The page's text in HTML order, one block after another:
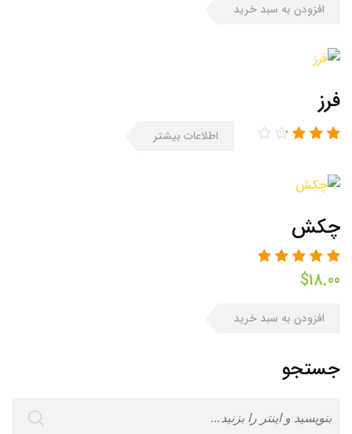
افزودن به سبد خرید
فرز
اطلاعات بیشتر
چکش
$18.00
افزودن به سبد خرید
جستجو